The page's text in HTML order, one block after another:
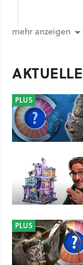
mehr anzeigen
PLUS
PLUS